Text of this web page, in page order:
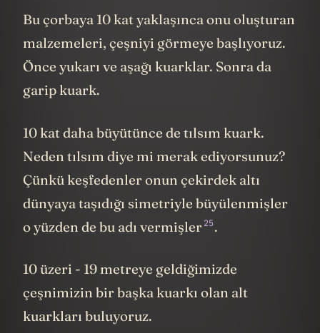
Bu çorbaya 10 kat yaklaşınca onu oluşturan
malzemeleri, çeşniyi görmeye başlıyoruz.
Önce yukarı ve aşağı kuarklar. Sonra da
garip kuark.
10 kat daha büyütünce de tılsım kuark.
Neden tılsım diye mi merak ediyorsunuz?
Çünkü keşfedenler onun çekirdek altı
dünyaya taşıdığı simetriyle büyülenmişler
o yüzden de bu adı vermişler25.
10 üzeri - 19 metreye geldiğimizde
çeşnimizin bir başka kuarkı olan alt
kuarkları buluyoruz.